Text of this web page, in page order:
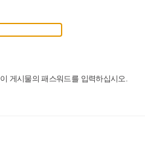
이 게시물의 패스워드를 입력하십시오.